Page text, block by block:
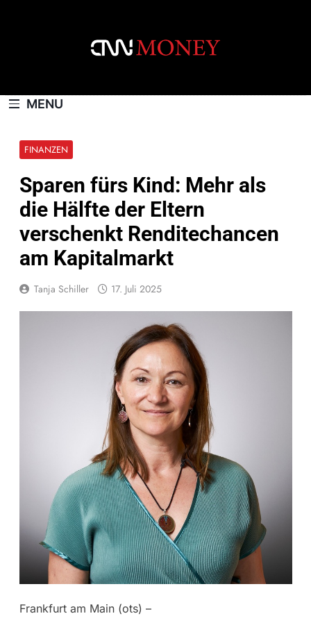
MENU
FINANZEN
Sparen fürs Kind: Mehr als
die Hälfte der Eltern
verschenkt Renditechancen
am Kapitalmarkt
Tanja Schiller 17. Juli 2025
Frankfurt am Main (ots) –